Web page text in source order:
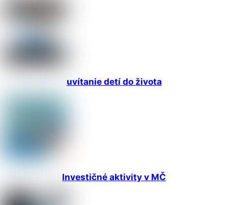
uvítanie detí do života
Investičné aktivity v MČ